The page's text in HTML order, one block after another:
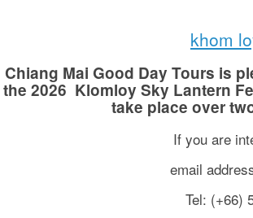
khom
Chiang Mai Good Day Tours is
the 2026 Klomloy Sky Lantern
take place over
If you are
email
Tel: (+66)